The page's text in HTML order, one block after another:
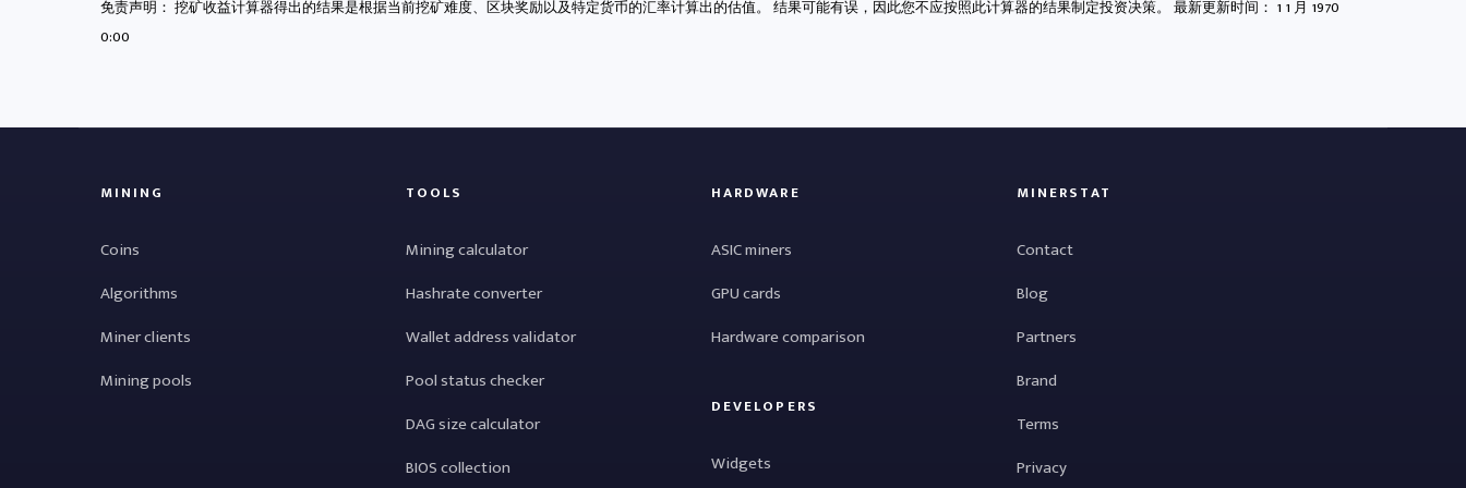
免责声明： 挖矿收益计算器得出的结果是根据当前挖矿难度、区块奖励以及特定货币的汇率计算出的估值。 结果可能有误，因此您不应按照此计算器的结果制定投资决策。 最新更新时间： 1 1 月 1970
0:00
MINING
Coins
Algorithms
Miner clients
Mining pools
TOOLS
Mining calculator
Hashrate converter
Wallet address validator
Pool status checker
DAG size calculator
BIOS collection
HARDWARE
ASIC miners
GPU cards
Hardware comparison
DEVELOPERS
Widgets
MINERSTAT
Contact
Blog
Partners
Brand
Terms
Privacy